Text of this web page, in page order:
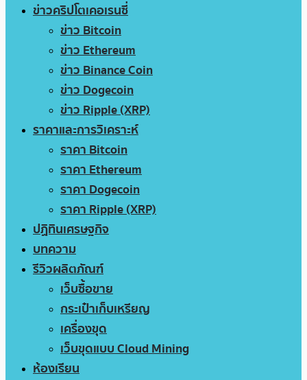
ข่าวคริปโตเคอเรนซี่
ข่าว Bitcoin
ข่าว Ethereum
ข่าว Binance Coin
ข่าว Dogecoin
ข่าว Ripple (XRP)
ราคาและการวิเคราะห์
ราคา Bitcoin
ราคา Ethereum
ราคา Dogecoin
ราคา Ripple (XRP)
ปฏิทินเศรษฐกิจ
บทความ
รีวิวผลิตภัณฑ์
เว็บซื้อขาย
กระเป๋าเก็บเหรียญ
เครื่องขุด
เว็บขุดแบบ Cloud Mining
ห้องเรียน